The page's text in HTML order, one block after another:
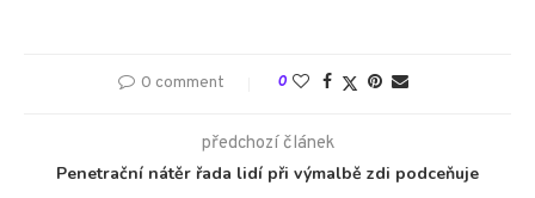
0 comment 0
předchozí článek
Penetrační nátěr řada lidí při výmalbě zdi podceňuje